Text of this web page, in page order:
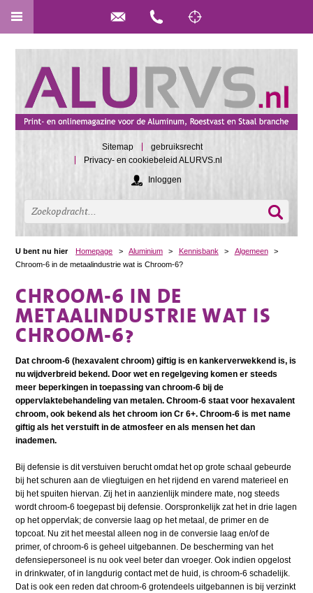
Sitemap
gebruiksrecht
Privacy- en cookiebeleid ALURVS.nl
Inloggen
U bent nu hier Homepage > Aluminium > Kennisbank > Algemeen
>
Chroom-6 in de metaalindustrie wat is Chroom-6?
CHROOM-6 IN DE
METAALINDUSTRIE WAT IS
CHROOM-6?
Dat chroom-6 (hexavalent chroom) giftig is en kankerverwekkend is, is
nu wijdverbreid bekend. Door wet en regelgeving komen er steeds
meer beperkingen in toepassing van chroom-6 bij de
oppervlaktebehandeling van metalen. Chroom-6 staat voor hexavalent
chroom, ook bekend als het chroom ion Cr 6+. Chroom-6 is met name
giftig als het verstuift in de atmosfeer en als mensen het dan
inademen.
Bij defensie is dit verstuiven berucht omdat het op grote schaal gebeurde
bij het schuren aan de vliegtuigen en het rijdend en varend materieel en
bij het spuiten hiervan. Zij het in aanzienlijk mindere mate, nog steeds
wordt chroom-6 toegepast bij defensie. Oorspronkelijk zat het in drie lagen
op het oppervlak; de conversie laag op het metaal, de primer en de
topcoat. Nu zit het meestal alleen nog in de conversie laag en/of de
primer, of chroom-6 is geheel uitgebannen. De bescherming van het
defensiepersoneel is nu ook veel beter dan vroeger. Ook indien opgelost
in drinkwater, of in langdurig contact met de huid, is chroom-6 schadelijk.
Dat is ook een reden dat chroom-6 grotendeels uitgebannen is bij verzinkt